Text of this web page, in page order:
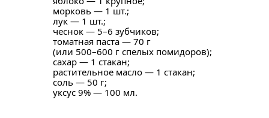
морковь — 1 шт.;
лук — 1 шт.;
чеснок — 5–6 зубчиков;
томатная паста — 70 г
(или 500–600 г спелых помидоров);
сахар — 1 стакан;
растительное масло — 1 стакан;
соль — 50 г;
уксус 9% — 100 мл.